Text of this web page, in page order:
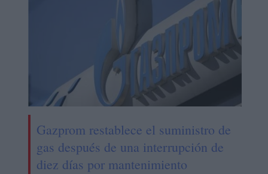
Gazprom restablece el suministro de
gas después de una interrupción de
diez días por mantenimiento